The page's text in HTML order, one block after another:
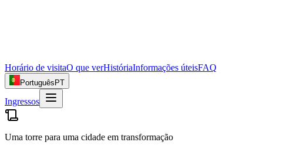
Horário de visitaO que verHistóriaInformações úteisFAQ
Português PT
Ingressos
Uma torre para uma cidade em transformação